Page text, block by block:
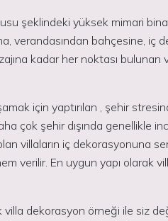
şeklindeki yüksek mimari
verandasından bahçesine, iç
kadar her noktası bulunan
için yaptırılan , şehir
çok şehir dışında genellikle
villaların iç dekorasyonuna
verilir. En uygun yapı olarak
villa dekorasyon örneği ile siz